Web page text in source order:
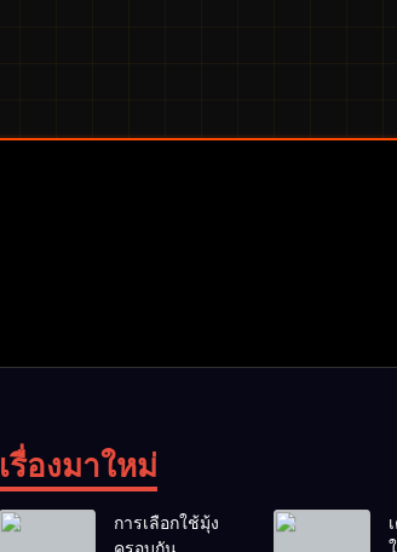
เรื่องมาใหม่
การเลือกใช้มุ้ง